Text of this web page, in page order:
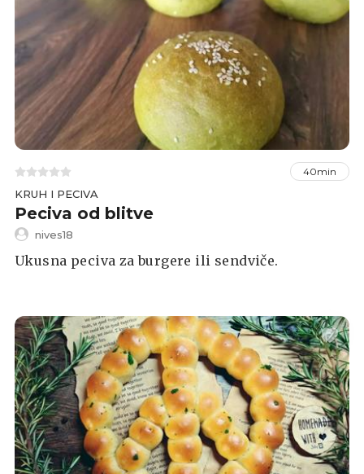
40min
KRUH I PECIVA
Peciva od blitve
nives18
Ukusna peciva za burgere ili sendviče.